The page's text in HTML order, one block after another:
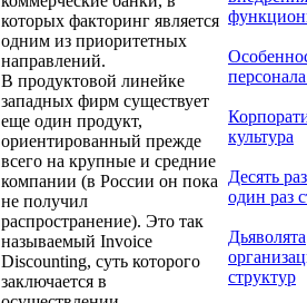
которых факторинг является
одним из приоритетных
направлений.
В продуктовой линейке
западных фирм существует
еще один продукт,
ориентированный прежде
всего на крупные и средние
компании (в России он пока
не получил
распространение). Это так
называемый Invoice
Discounting, суть которого
заключается в
культура
Десять
один раз
Дьяволята
структур